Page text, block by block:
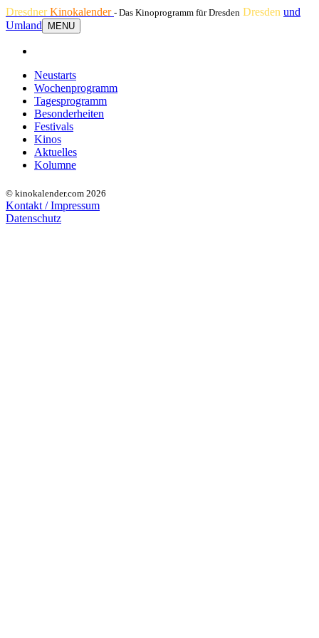
DresdnerKinokalender - Das Kinoprogramm für Dresden Dresden und
Umland
MENU
Neustarts
Wochenprogramm
Tagesprogramm
Besonderheiten
Festivals
Kinos
Aktuelles
Kolumne
© kinokalender.com 2026
Kontakt / Impressum
Datenschutz